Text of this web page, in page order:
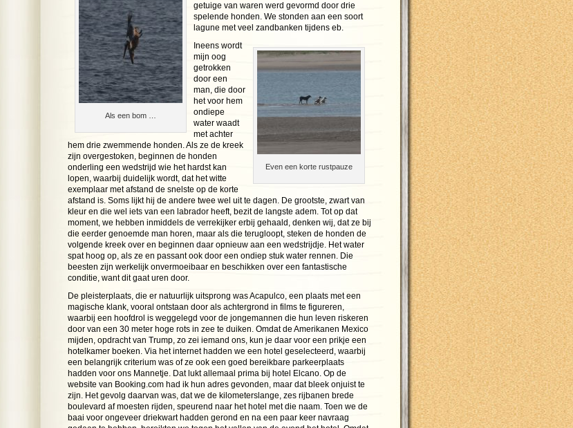
Als een bom …
getuige van waren werd gevormd door drie
spelende honden. We stonden aan een soort
lagune met veel zandbanken tijdens eb.
Even een korte rustpauze
Ineens wordt
mijn oog
getrokken
door een
man, die door
het voor hem
ondiepe
water waadt
met achter
hem drie zwemmende honden. Als ze de kreek
zijn overgestoken, beginnen de honden
onderling een wedstrijd wie het hardst kan
lopen, waarbij duidelijk wordt, dat het witte
exemplaar met afstand de snelste op de korte
afstand is. Soms lijkt hij de andere twee wel uit te dagen. De grootste, zwart van
kleur en die wel iets van een labrador heeft, bezit de langste adem. Tot op dat
moment, we hebben inmiddels de verrekijker erbij gehaald, denken wij, dat ze bij
die eerder genoemde man horen, maar als die terugloopt, steken de honden de
volgende kreek over en beginnen daar opnieuw aan een wedstrijdje. Het water
spat hoog op, als ze en passant ook door een ondiep stuk water rennen. Die
beesten zijn werkelijk onvermoeibaar en beschikken over een fantastische
conditie, want dit gaat uren door.
De pleisterplaats, die er natuurlijk uitsprong was Acapulco, een plaats met een
magische klank, vooral ontstaan door als achtergrond in films te figureren,
waarbij een hoofdrol is weggelegd voor de jongemannen die hun leven riskeren
door van een 30 meter hoge rots in zee te duiken. Omdat de Amerikanen Mexico
mijden, opdracht van Trump, zo zei iemand ons, kun je daar voor een prikje een
hotelkamer boeken. Via het internet hadden we een hotel geselecteerd, waarbij
een belangrijk criterium was of ze ook een goed bereikbare parkeerplaats
hadden voor ons Mannetje. Dat lukt allemaal prima bij hotel Elcano. Op de
website van Booking.com had ik hun adres gevonden, maar dat bleek onjuist te
zijn. Het gevolg daarvan was, dat we de kilometerslange, zes rijbanen brede
boulevard af moesten rijden, speurend naar het hotel met die naam. Toen we de
baai voor ongeveer driekwart hadden gerond en na een paar keer navraag